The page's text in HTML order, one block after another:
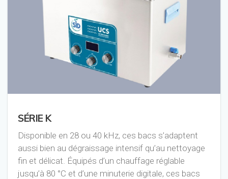
SÉRIE K
Disponible en 28 ou 40 kHz, ces bacs s’adaptent
aussi bien au dégraissage intensif qu’au nettoyage
fin et délicat. Équipés d’un chauffage réglable
jusqu’à 80 °C et d’une minuterie digitale, ces bacs